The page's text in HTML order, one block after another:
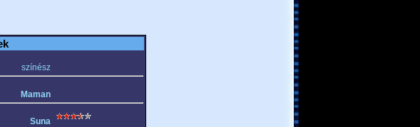
színész
Maman
Suna